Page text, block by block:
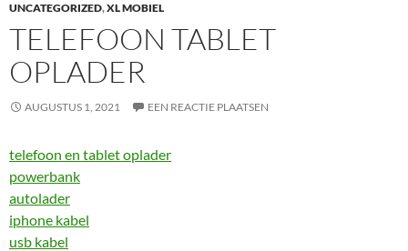
UNCATEGORIZED,XL MOBIEL
TELEFOON TABLET
OPLADER
AUGUSTUS 1, 2021 EEN REACTIE PLAATSEN
telefoon en tablet oplader
powerbank
autolader
iphone kabel
usb kabel